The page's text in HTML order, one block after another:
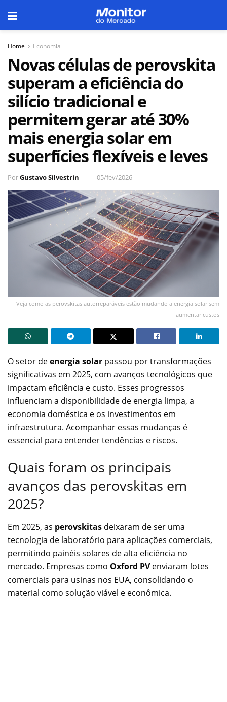
Home Economia
Novas células de perovskita
superam a eficiência do
silício tradicional e
permitem gerar até 30%
mais energia solar em
superfícies flexíveis e leves
PorGustavo Silvestrin 05/fev/2026
Veja como as perovskitas autorreparáveis estão mudando a energia solar sem
aumentar custos
O setor deenergia solar passou por transformações
significativas em 2025, com avanços tecnológicos que
impactam eficiência e custo. Esses progressos
influenciam a disponibilidade de energia limpa, a
economia doméstica e os investimentos em
infraestrutura. Acompanhar essas mudanças é
essencial para entender tendências e riscos.
Quais foram os principais
avanços das perovskitas em
2025?
Em 2025, as perovskitas deixaram de ser uma
tecnologia de laboratório para aplicações comerciais,
permitindo painéis solares de alta eficiência no
mercado. Empresas como Oxford PVenviaram lotes
comerciais para usinas nos EUA, consolidando o
material como solução viável e econômica.